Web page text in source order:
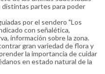
distintas partes para poder
por el sendero "Los
con señalética,
información sobre la zona.
gran variedad de flora y
la importancia de cuidar
en estado natural de la